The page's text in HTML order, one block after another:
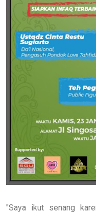
"Saya ikut senang